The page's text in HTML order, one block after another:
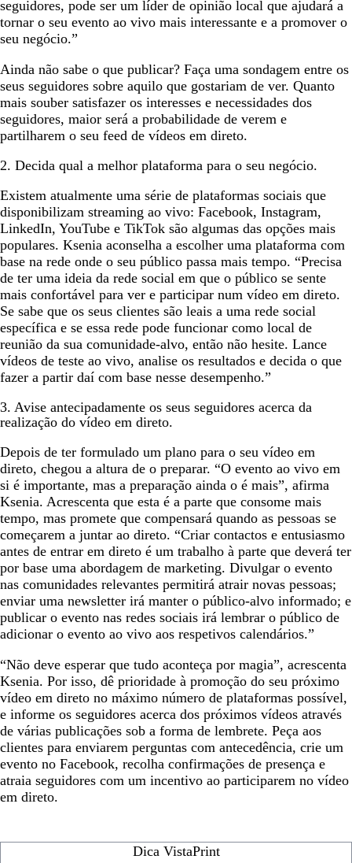
seguidores, pode ser um líder de opinião local que ajudará a
tornar o seu evento ao vivo mais interessante e a promover o
seu negócio.”
Ainda não sabe o que publicar? Faça uma sondagem entre os
seus seguidores sobre aquilo que gostariam de ver. Quanto
mais souber satisfazer os interesses e necessidades dos
seguidores, maior será a probabilidade de verem e
partilharem o seu feed de vídeos em direto.
2. Decida qual a melhor plataforma para o seu negócio.
Existem atualmente uma série de plataformas sociais que
disponibilizam streaming ao vivo: Facebook, Instagram,
LinkedIn, YouTube e TikTok são algumas das opções mais
populares. Ksenia aconselha a escolher uma plataforma com
base na rede onde o seu público passa mais tempo. “Precisa
de ter uma ideia da rede social em que o público se sente
mais confortável para ver e participar num vídeo em direto.
Se sabe que os seus clientes são leais a uma rede social
específica e se essa rede pode funcionar como local de
reunião da sua comunidade-alvo, então não hesite. Lance
vídeos de teste ao vivo, analise os resultados e decida o que
fazer a partir daí com base nesse desempenho.”
3. Avise antecipadamente os seus seguidores acerca da
realização do vídeo em direto.
Depois de ter formulado um plano para o seu vídeo em
direto, chegou a altura de o preparar. “O evento ao vivo em
si é importante, mas a preparação ainda o é mais”, afirma
Ksenia. Acrescenta que esta é a parte que consome mais
tempo, mas promete que compensará quando as pessoas se
começarem a juntar ao direto. “Criar contactos e entusiasmo
antes de entrar em direto é um trabalho à parte que deverá ter
por base uma abordagem de marketing. Divulgar o evento
nas comunidades relevantes permitirá atrair novas pessoas;
enviar uma newsletter irá manter o público-alvo informado; e
publicar o evento nas redes sociais irá lembrar o público de
adicionar o evento ao vivo aos respetivos calendários.”
“Não deve esperar que tudo aconteça por magia”, acrescenta
Ksenia. Por isso, dê prioridade à promoção do seu próximo
vídeo em direto no máximo número de plataformas possível,
e informe os seguidores acerca dos próximos vídeos através
de várias publicações sob a forma de lembrete. Peça aos
clientes para enviarem perguntas com antecedência, crie um
evento no Facebook, recolha confirmações de presença e
atraia seguidores com um incentivo ao participarem no vídeo
em direto.
Dica VistaPrint